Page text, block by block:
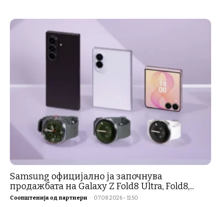
Samsung официјално ја започнува
продажбата на Galaxy Z Fold8 Ultra, Fold8,...
Соопштенија од партнери - 07.08.2026 - 11:50